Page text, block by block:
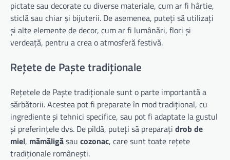
pictate sau decorate cu diverse materiale, cum ar fi hârtie,
sticlă sau chiar și bijuterii. De asemenea, puteți să utilizați
și alte elemente de decor, cum ar fi lumânări, flori și
verdeață, pentru a crea o atmosferă festivă.
Rețete de Paște tradiționale
Rețetele de Paște tradiționale sunt o parte importantă a
sărbătorii. Acestea pot fi preparate în mod tradițional, cu
ingrediente și tehnici specifice, sau pot fi adaptate la gustul
și preferințele dvs. De pildă, puteți să preparați drob de
miel, mămăligăsau cozonac, care sunt toate rețete
tradiționale românești.